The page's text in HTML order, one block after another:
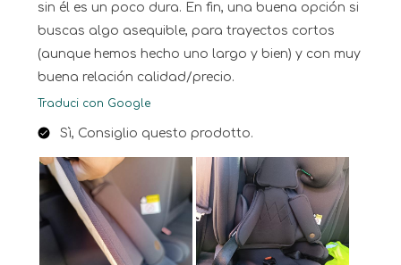
sin él es un poco dura. En fin, una buena opción si
buscas algo asequible, para trayectos cortos
(aunque hemos hecho uno largo y bien) y con muy
buena relación calidad/precio.
Traduci con Google
Sì, Consiglio questo prodotto.